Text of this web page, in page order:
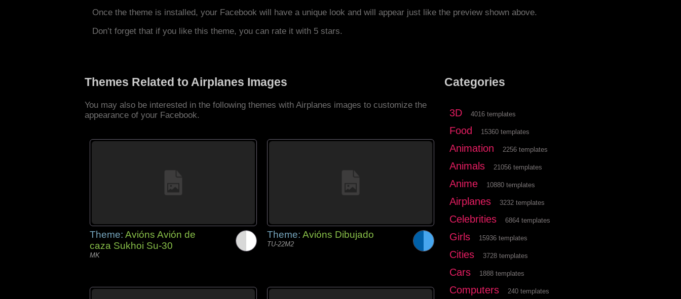
Once the theme is installed, your Facebook will have a unique look and will appear just like the preview shown above.
Don’t forget that if you like this theme, you can rate it with 5 stars.
Themes Related to Airplanes Images
You may also be interested in the following themes with Airplanes images to customize the
appearance of your Facebook.
Theme: Avións Avión de
caza Sukhoi Su-30
MK
Theme: Avións Dibujado
TU-22M2
Categories
3D 4016 templates
Food 15360 templates
Animation 2256 templates
Animals 21056 templates
Anime 10880 templates
Airplanes 3232 templates
Celebrities 6864 templates
Girls 15936 templates
Cities 3728 templates
Cars 1888 templates
Computers 240 templates